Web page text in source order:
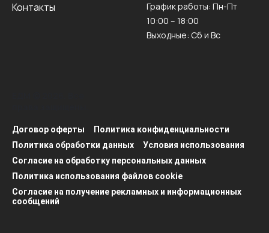
Контакты
График работы: Пн-Пт
10:00 – 18:00
Выходные: Сб и Вс
Договор оферты
Политика конфиденциальности
Политика обработки данных
Условия использования
Согласие на обработку персональных данных
Политика использования файлов cookie
Согласие на получение рекламных и информационных
сообщений